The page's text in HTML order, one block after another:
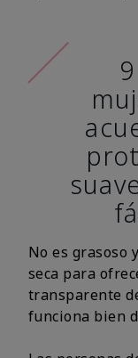
No es grasoso
seca para
transparente
funciona bien